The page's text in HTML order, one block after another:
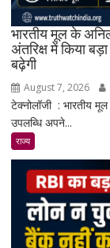
भारतीय मूल के
अंतरिक्ष में किया
बढ़ेगी
August 7, 2026
टेक्नोलॉजी : भारतीय
उपलब्धि अपने...
राज्य